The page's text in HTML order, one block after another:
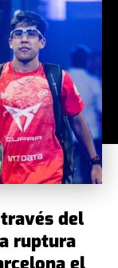
del
ruptura